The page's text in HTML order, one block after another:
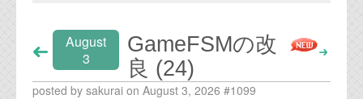
August
3
GameFSMの改
良 (24)
posted by sakurai on August 3, 2026 #1099